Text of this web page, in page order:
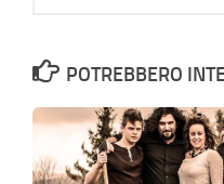
POTREBBERO